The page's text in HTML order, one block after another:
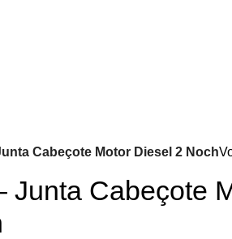
Cabeçote Motor Diesel 2 Noch
Junta Cabeçote